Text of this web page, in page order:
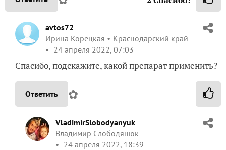
avtos72
Ирина Корецкая
Краснодарский край
24 апреля 2022, 07:03
Спасибо, подскажите, какой препарат применить?
Ответить ✿
VladimirSlobodyanyuk
Владимир Слободянюк
24 апреля 2022, 18:39